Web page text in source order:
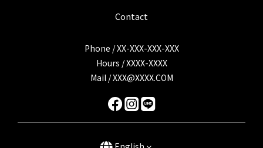
Contact
Phone / XX-XXX-XXX-XXX
Hours / XXXX-XXXX
Mail / XXX@XXXX.COM